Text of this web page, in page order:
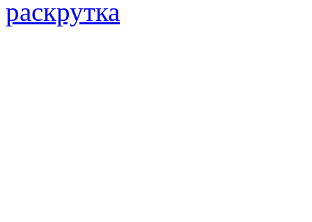
раскрутка